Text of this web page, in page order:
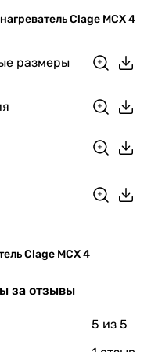
Clage MCX 4
размеры
Clage MCX 4
за отзывы
5 из 5